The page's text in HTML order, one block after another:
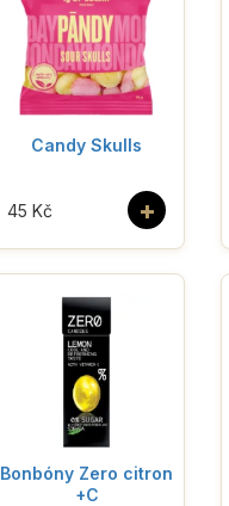
Candy Skulls
+
45 Kč
Bonbóny Zero citron
+C